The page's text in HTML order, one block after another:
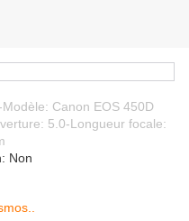
Canon EOS 450D
5.0-Longueur focale:
Non